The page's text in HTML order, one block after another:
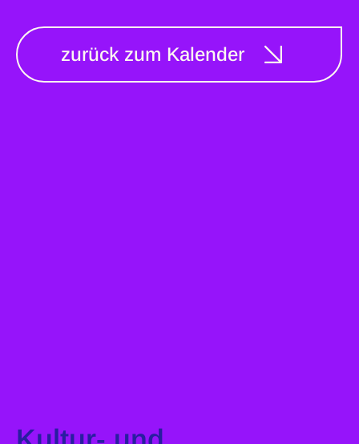
zurück zum Kalender